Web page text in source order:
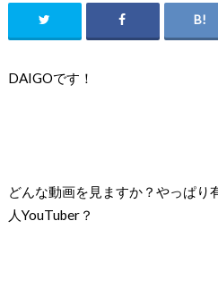
DAIGOです！
どんな動画を見ますか？ やっぱり
人YouTuber？